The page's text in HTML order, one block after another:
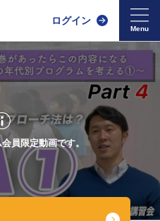
ログイン
員限定動画です。